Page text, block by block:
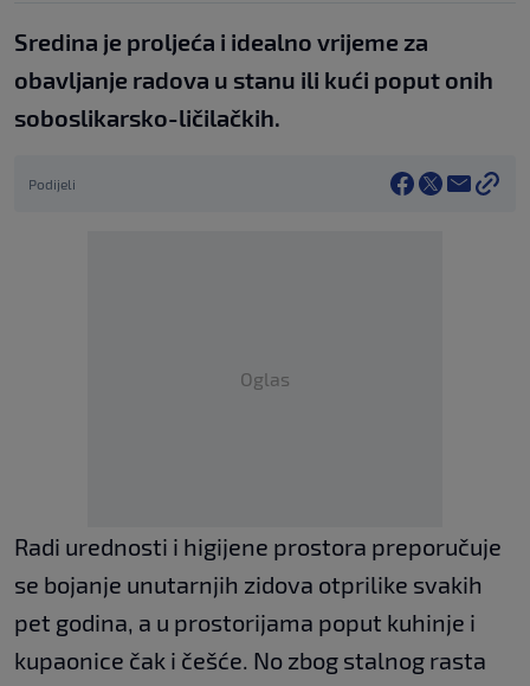
Sredina je proljeća i idealno vrijeme za
obavljanje radova u stanu ili kući poput onih
soboslikarsko-ličilačkih.
Podijeli
Oglas
Radi urednosti i higijene prostora preporučuje
se bojanje unutarnjih zidova otprilike svakih
pet godina, a u prostorijama poput kuhinje i
kupaonice čak i češće. No zbog stalnog rasta